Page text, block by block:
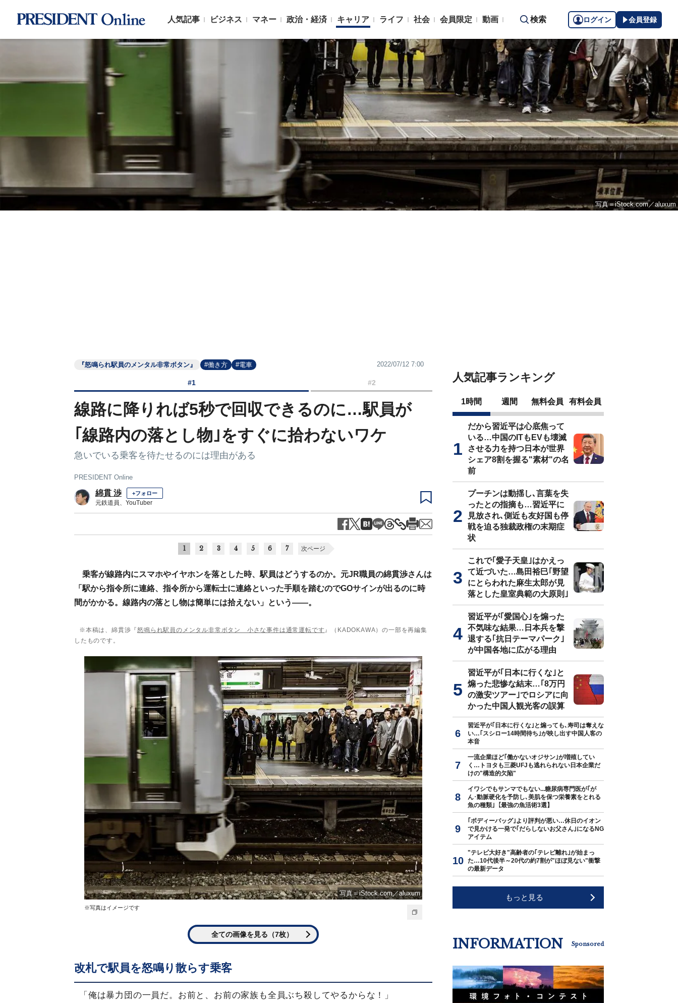
人気記事 ビジネス マネー 政治・経済 キャリア ライフ 社会 会員限定 動画 検索 ログイン 会員登録
写真＝iStock.com／aluxum
『怒鳴られ駅員のメンタル非常ボタン』 #働き方 #電車 2022/07/12 7:00
#1 #2
線路に降りれば5秒で回収できるのに…駅員が
｢線路内の落とし物｣をすぐに拾わないワケ
急いでいる乗客を待たせるのには理由がある
PRESIDENT Online
綿貫 渉 +フォロー
元鉄道員、YouTuber
1 2 3 4 5 6 7 次ページ
乗客が線路内にスマホやイヤホンを落とした時、駅員はどうするのか。元JR職員の綿貫渉さんは
「駅から指令所に連絡、指令所から運転士に連絡といった手順を踏むのでGOサインが出るのに時
間がかかる。線路内の落とし物は簡単には拾えない」という――。
※本稿は、綿貫渉『怒鳴られ駅員のメンタル非常ボタン 小さな事件は通常運転です 』（KADOKAWA）の一部を再編集
したものです。
写真＝iStock.com／aluxum
※写真はイメージです
全ての画像を見る（7枚）
改札で駅員を怒鳴り散らす乗客
「俺は暴力団の一員だ。お前と、お前の家族も全員ぶち殺してやるからな！」
人気記事ランキング
1時間 週間 無料会員 有料会員
だから習近平は心底焦って
いる…中国のITもEVも壊滅
させる力を持つ日本が世界
シェア8割を握る"素材"の名
前
プーチンは動揺し､言葉を失
ったとの指摘も…習近平に
見放され､側近も友好国も停
戦を迫る独裁政権の末期症
状
これで｢愛子天皇｣はかえっ
て近づいた…島田裕巳｢野望
にとらわれた麻生太郎が見
落とした皇室典範の大原則｣
習近平が｢愛国心｣を煽った
不気味な結果…日本兵を撃
退する｢抗日テーマパーク｣
が中国各地に広がる理由
習近平が｢日本に行くな｣と
煽った悲惨な結末…｢8万円
の激安ツアー｣でロシアに向
かった中国人観光客の誤算
習近平が｢日本に行くな｣と煽っても､寿司は奪えな
い…｢スシロー14時間待ち｣が映し出す中国人客の
本音
一流企業ほど｢働かないオジサン｣が増殖してい
く…トヨタも三菱UFJも逃れられない日本企業だ
けの"構造的欠陥"
イワシでもサンマでもない...糖尿病専門医が｢が
ん･動脈硬化を予防し､美肌を保つ栄養素をとれる
魚の種類｣【最強の魚活術3選】
｢ボディーバッグ｣より評判が悪い…休日のイオン
で見かける一発で｢だらしないお父さん｣になるNG
アイテム
"テレビ大好き"高齢者の｢テレビ離れ｣が始まっ
た…10代後半～20代の約7割が"ほぼ見ない"衝撃
の最新データ
もっと見る
INFORMATION Sponsored